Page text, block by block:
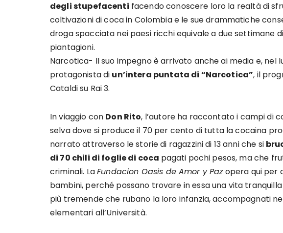
degli stupefacenti facendo conoscere loro la realtà di
coltivazioni di coca in Colombia e le sue drammatiche
droga spacciata nei paesi ricchi equivale a due settimane
piantagioni.
Narcotica- Il suo impegno è arrivato anche ai media e, nel
protagonista di un’intera puntata di “Narcotica”, il
Cataldi su Rai 3.
In viaggio con Don Rito, l’autore ha raccontato i campi di
selva dove si produce il 70 per cento di tutta la cocaina
narrato attraverso le storie di ragazzini di 13 anni che si
di 70 chili di foglie di coca pagati pochi pesos, ma che
criminali. LaFundacion Oasis de Amor y Pazopera qui per
bambini, perché possano trovare in essa una vita
più tremende che rubano la loro infanzia, accompagnati
elementari all’Università.